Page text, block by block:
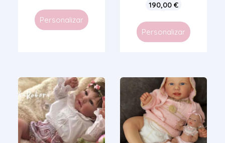
Personalizar
190,00€
Personalizar